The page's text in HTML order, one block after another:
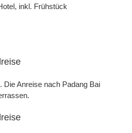
inkl. Frühstück
Die Anreise nach Padang Bai